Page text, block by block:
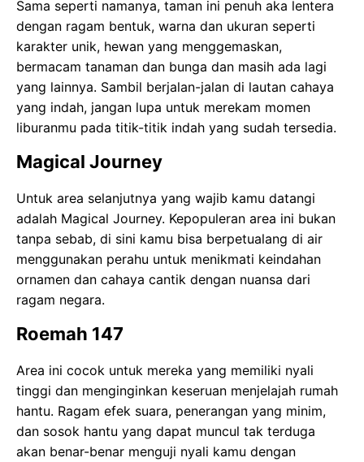
Sama seperti namanya, taman ini penuh aka lentera
dengan ragam bentuk, warna dan ukuran seperti
karakter unik, hewan yang menggemaskan,
bermacam tanaman dan bunga dan masih ada lagi
yang lainnya. Sambil berjalan-jalan di lautan cahaya
yang indah, jangan lupa untuk merekam momen
liburanmu pada titik-titik indah yang sudah tersedia.
Magical Journey
Untuk area selanjutnya yang wajib kamu datangi
adalah Magical Journey. Kepopuleran area ini bukan
tanpa sebab, di sini kamu bisa berpetualang di air
menggunakan perahu untuk menikmati keindahan
ornamen dan cahaya cantik dengan nuansa dari
ragam negara.
Roemah 147
Area ini cocok untuk mereka yang memiliki nyali
tinggi dan menginginkan keseruan menjelajah rumah
hantu. Ragam efek suara, penerangan yang minim,
dan sosok hantu yang dapat muncul tak terduga
akan benar-benar menguji nyali kamu dengan